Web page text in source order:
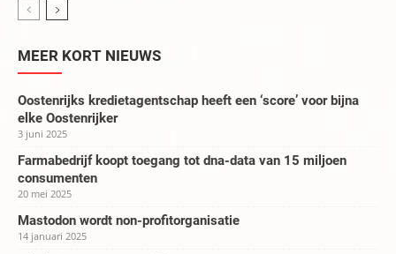
MEER KORT NIEUWS
Oostenrijks kredietagentschap heeft een ‘score’ voor bijna
elke Oostenrijker
3 juni 2025
Farmabedrijf koopt toegang tot dna-data van 15 miljoen
consumenten
20 mei 2025
Mastodon wordt non-profitorganisatie
14 januari 2025